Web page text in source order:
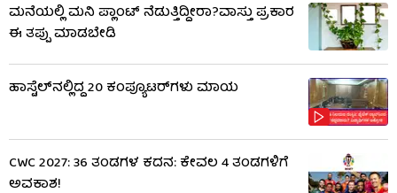
ಮನೆಯಲ್ಲಿ ಮನಿ ಪ್ಲಾಂಟ್ ನೆಡುತ್ತಿದ್ದೀರಾ?ವಾಸ್ತು ಪ್ರಕಾರ
ಈ ತಪ್ಪು ಮಾಡಬೇಡಿ
ಹಾಸ್ಟೆಲ್‌ನಲ್ಲಿದ್ದ 20 ಕಂಪ್ಯೂಟರ್‌ಗಳು ಮಾಯ
CWC 2027: 36 ತಂಡಗಳ ಕದನ: ಕೇವಲ 4 ತಂಡಗಳಿಗೆ
ಅವಕಾಶ!